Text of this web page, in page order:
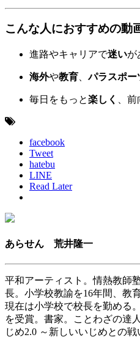
こんな人におすすめの動
進路やキャリアで迷いが
海外や教育 、パラスポー
毎日をもっと楽しく 、
facebook
Tweet
hatebu
LINE
Read Later
あらせん 荒井隆一
平和アーティスト。情熱教師
長。小学校教諭を16年間、教
現在は小学校で校長を勤める
を受賞。書家。ことわざの達
じめ2.0 ～新しいいじめとの戦